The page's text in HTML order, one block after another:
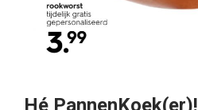
Hé PannenKoek(er)!